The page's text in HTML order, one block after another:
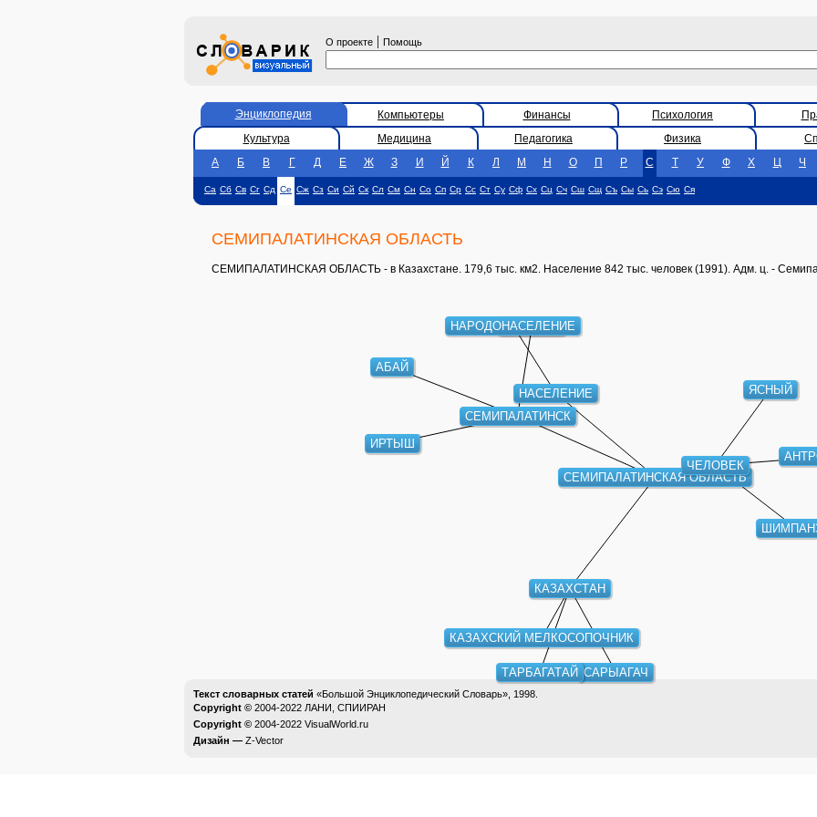
О проекте | Помощь
Энциклопедия Компьютеры Финансы Психология
Культура
Медицина Педагогика Физика
А
Б В Г Д Е Ж З И Й К Л М Н О П Р С Т У Ф Х Ц Ч
Са Сб Св Сг Сд Се Сж Сз Си Сй Ск Сл См Сн Со Сп Ср Сс Ст Су Сф Сх Сц Сч Сш Сщ Съ Сы Сь Сэ Сю Ся
СЕМИПАЛАТИНСКАЯ ОБЛАСТЬ
СЕМИПАЛАТИНСКАЯ ОБЛАСТЬ - в Казахстане. 179,6 тыс. км2. Население 842 тыс. человек (1991). Адм. ц. -
СЕМИПАЛАТИНСКАЯ ОБЛАСТЬ
СЕМИПАЛАТИНСК
КАЗАХСТАН
НАСЕЛЕНИЕ
ЧЕЛОВЕК
ПОЛИГОН
АБАЙ
ИРТЫШ
САРЫАГАЧ
КАЗАХСКИЙ МЕЛКОСОПОЧНИК
ТАРБАГАТАЙ
НАРОДОНАСЕЛЕНИЕ
ЯСНЫЙ
Текст словарных статей «Большой Энциклопедический Словарь», 1998.
Copyright © 2004-2022 ЛАНИ, СПИИРАН
Copyright © 2004-2022 VisualWorld.ru
Дизайн — Z-Vector